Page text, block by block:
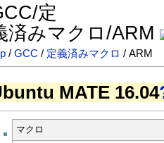
定
済みマクロ/ARM
/GCC / 定義済みマクロ / ARM
MATE 16.04
マクロ